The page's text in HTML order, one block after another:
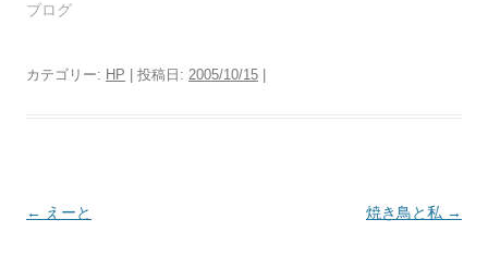
ブログ
カテゴリー: HP | 投稿日: 2005/10/15
投
← えーと 焼き鳥と私 →